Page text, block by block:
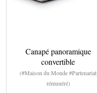
Canapé panoramique
convertible
(#Maison du Monde #Partenariat
rémunéré)